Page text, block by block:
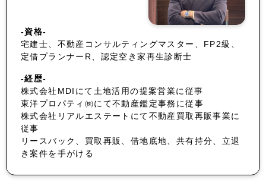
-資格-
宅建士、不動産コンサルティングマスター、FP2級、
定借プランナーR、認定空き家再生診断士
-経歴-
株式会社MDIにて土地活用の提案営業に従事
東洋プロパティ㈱にて不動産鑑定事務に従事
株式会社リアルエステートにて不動産買取再販事業に
従事
リースバック、買取再販、借地底地、共有持分、立退
き案件を手がける